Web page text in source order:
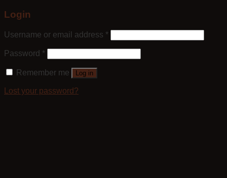
Login
Username or email address *
Password *
Remember me Log in
Lost your password?